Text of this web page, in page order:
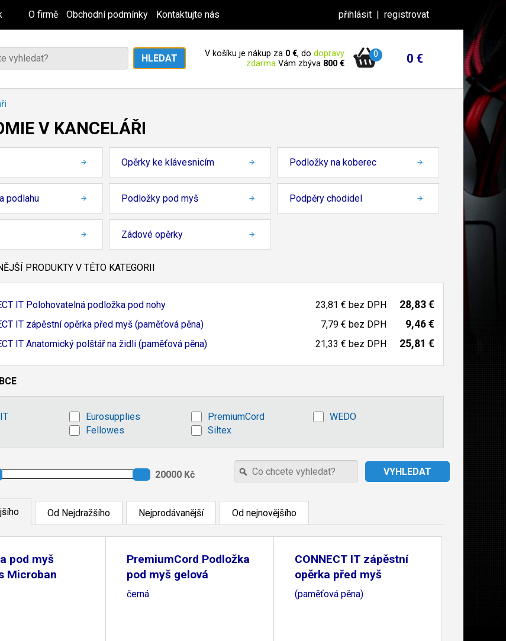
O firmě Obchodní podmínky Kontaktujte nás přihlásit | registrovat
V košíku je nákup za 0 €, do dopravy
zdarma Vám zbýva 800 €
0 0 €
V KANCELÁŘI
Opěrky ke klávesnicím Podložky na koberec
podlahu Podložky pod myš Podpěry chodidel
Zádové opěrky
PRODUKTY V TÉTO KATEGORII
IT Polohovatelná podložka pod nohy 23,81 € bez DPH 28,83 €
IT zápěstní opěrka před myš (paměťová pěna) 7,79 € bez DPH 9,46 €
IT Anatomický polštář na židli (paměťová pěna) 21,33 € bez DPH 25,81 €
Eurosupplies PremiumCord
WEDO
Fellowes Siltex
Od Nejdražšího Nejprodávanější Od nejnovějšího
pod myš
Microban
PremiumCord Podložka
pod myš gelová
černá
CONNECT IT zápěstní
opěrka před myš
(paměťová pěna)